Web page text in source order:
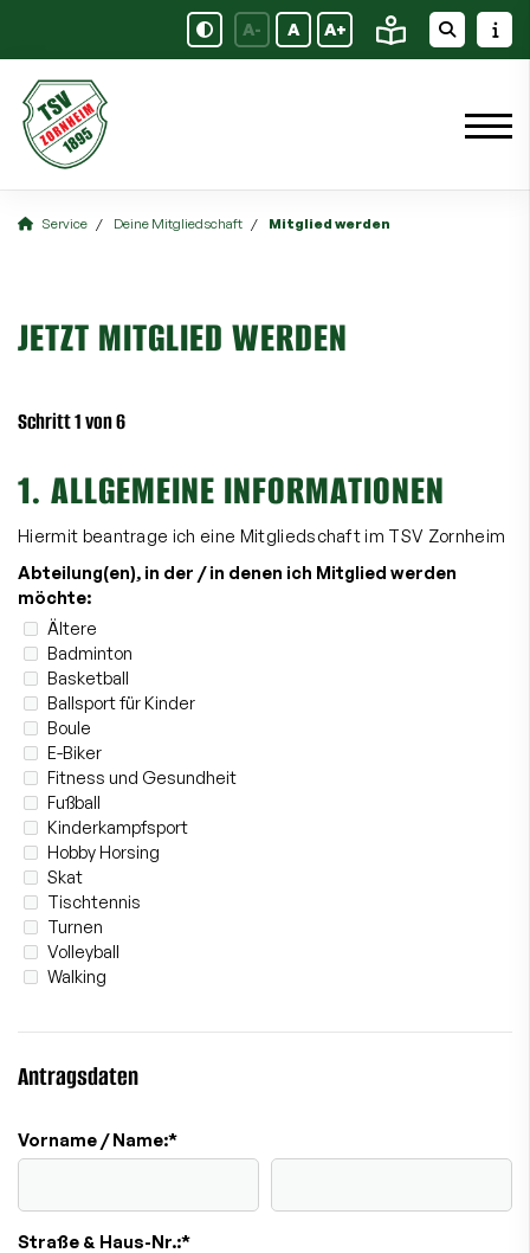
A- A A+
Service Deine Mitgliedschaft Mitglied werden
JETZT MITGLIED WERDEN
Schritt 1 von 6
1. ALLGEMEINE INFORMATIONEN
Hiermit beantrage ich eine Mitgliedschaft im TSV Zornheim
Abteilung(en), in der / in denen ich Mitglied werden
möchte:
Ältere
Badminton
Basketball
Ballsport für Kinder
Boule
E-Biker
Fitness und Gesundheit
Fußball
Kinderkampfsport
Hobby Horsing
Skat
Tischtennis
Turnen
Volleyball
Walking
Antragsdaten
Vorname / Name:*
Straße & Haus-Nr.:*